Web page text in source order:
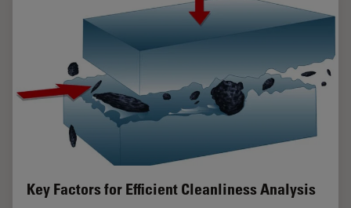
Key Factors for Efficient Cleanliness Analysis